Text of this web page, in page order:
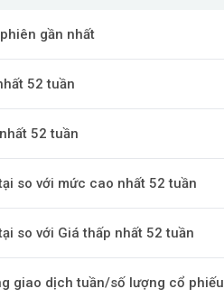
gần nhất
52 tuần
52 tuần
so với mức cao nhất 52 tuần
so với Giá thấp nhất 52 tuần
giao dịch tuần/số lượng cổ phiếu